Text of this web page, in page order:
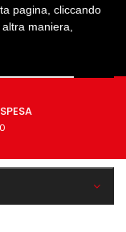
pagina, cliccando
maniera,